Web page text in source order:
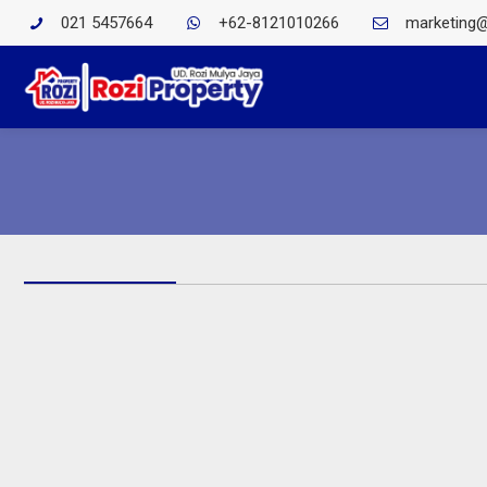
021 5457664 +62-8121010266